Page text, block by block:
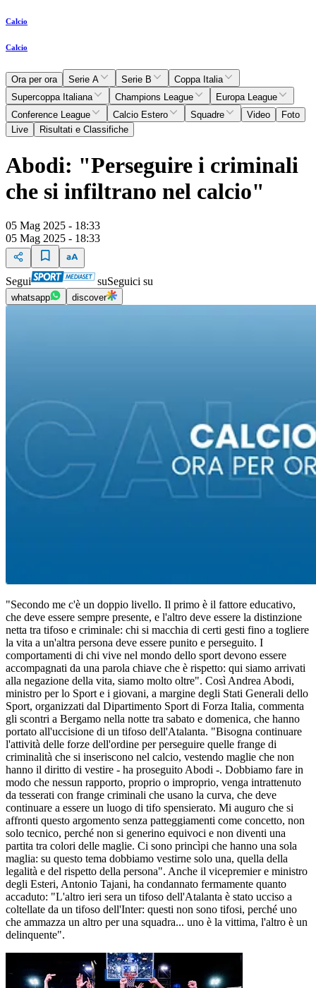
Calcio
Calcio
Ora per ora Serie A Serie B
Coppa Italia
Supercoppa Italiana
Champions League
Europa League
Conference League
Calcio Estero Squadre Video
Foto
Live
Risultati e Classifiche
Abodi: "Perseguire i criminali
che si infiltrano nel calcio"
05 Mag 2025 - 18:33
05 Mag 2025 - 18:33
Segui suSeguici su
whatsapp discover
"Secondo me c'è un doppio livello. Il primo è il fattore educativo,
che deve essere sempre presente, e l'altro deve essere la distinzione
netta tra tifoso e criminale: chi si macchia di certi gesti fino a togliere
la vita a un'altra persona deve essere punito e perseguito. I
comportamenti di chi vive nel mondo dello sport devono essere
accompagnati da una parola chiave che è rispetto: qui siamo arrivati
alla negazione della vita, siamo molto oltre". Così Andrea Abodi,
ministro per lo Sport e i giovani, a margine degli Stati Generali dello
Sport, organizzati dal Dipartimento Sport di Forza Italia, commenta
gli scontri a Bergamo nella notte tra sabato e domenica, che hanno
portato all'uccisione di un tifoso dell'Atalanta. "Bisogna continuare
l'attività delle forze dell'ordine per perseguire quelle frange di
criminalità che si inseriscono nel calcio, vestendo maglie che non
hanno il diritto di vestire - ha proseguito Abodi -. Dobbiamo fare in
modo che nessun rapporto, proprio o improprio, venga intrattenuto
da tesserati con frange criminali che usano la curva, che deve
continuare a essere un luogo di tifo spensierato. Mi auguro che si
affronti questo argomento senza patteggiamenti come concetto, non
solo tecnico, perché non si generino equivoci e non diventi una
partita tra colori delle maglie. Ci sono princìpi che hanno una sola
maglia: su questo tema dobbiamo vestirne solo una, quella della
legalità e del rispetto della persona". Anche il vicepremier e ministro
degli Esteri, Antonio Tajani, ha condannato fermamente quanto
accaduto: "L'altro ieri sera un tifoso dell'Atalanta è stato ucciso a
coltellate da un tifoso dell'Inter: questi non sono tifosi, perché uno
che ammazza un altro per una squadra... uno è la vittima, l'altro è un
delinquente".